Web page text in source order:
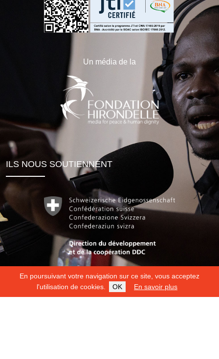
En poursuivant votre navigation sur ce site, vous acceptez
l'utilisation de cookies.
OK En savoir plus
Un média de la
ILS NOUS SOUTIENNENT